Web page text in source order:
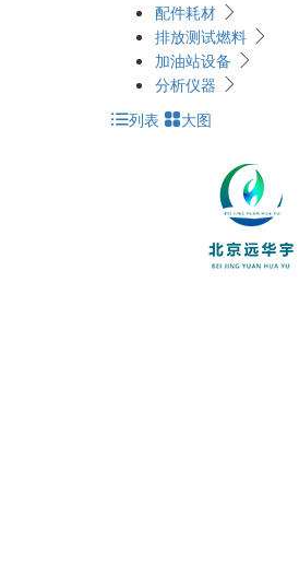
配件耗材
排放测试燃料
加油站设备
分析仪器
列表
大图